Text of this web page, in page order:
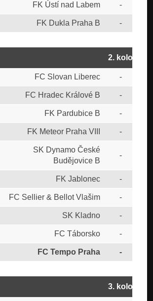
FK Ústí nad Labem -
FK Dukla Praha B -
2. kolo
FC Slovan Liberec -
FC Hradec Králové B -
FK Pardubice B -
FK Meteor Praha VIII -
SK Dynamo České
Budějovice B
-
FK Jablonec -
FC Sellier & Bellot Vlašim -
SK Kladno -
FC Táborsko -
FC Tempo Praha -
3. kolo